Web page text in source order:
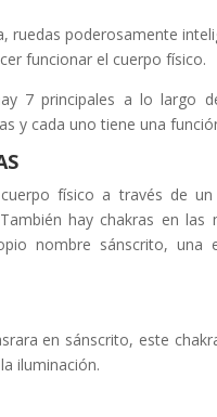
ruedas poderosamente
funcionar el cuerpo físico.
7 principales a lo largo
y cada uno tiene una
físico a través de
hay chakras en
nombre sánscrito,
en sánscrito, este
iluminación.